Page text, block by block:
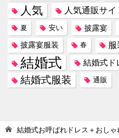
人気 人気通販サイ
夏 安い 披露宴
披露宴服装 春 服
結婚式 結婚式ド
結婚式服装 通販
結婚式お呼ばれドレス＋おしゃ